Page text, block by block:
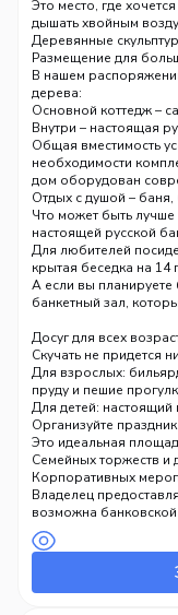
банкеты до 50
Это место, где
дышать хвойным
Деревянные
просторных
Размещение для
В нашем
дерева:
Основной коттедж –
Внутри – настоящая
неповторимый уют и
Два уютных домика –
Общая вместимость
необходимости
дом оборудован
полноценной кухней,
беспроводным
Отдых с душой – баня,
Что может быть лучше
настоящей русской
целый спа-комплекс:
местами и
Для любителей
крытая беседка на
– барбекю-зона с
шашлык.
А если вы планируете
банкетный зал,
Досуг для всех
Скучать не придется
Для взрослых:
пруду и пешие
Для детей:
и песочницей. А
рисование.
Организуйте
Это идеальная
Семейных торжеств и
Корпоративных
Девичников и встреч
Свадебных банкетов
Владелец
возможна банковской